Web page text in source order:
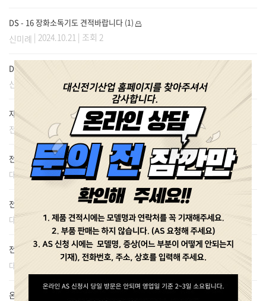
DS - 16 장화소독기도 견적바랍니다 (1)
신미례 | 2024.10.21 | 조회 2
DS-777 복합살균기 가격문의요
신미례| 2024.10.21 | 조회 2
자외선 칼 소독기 램프 신청(1)
전정호 | 2024.10.18 | 조회 2
전기 보온기 견적 요청 (1)
대상단양| 2024.10.18 | 조회 2
전기 보온기 견적 요청(1)
대상단양공| 2024.10.18 | 조회 1
전기 보온기 견적 요청 (1)
대상단양공 | 2024.10.18 | 조회 1
온장고 온도조절